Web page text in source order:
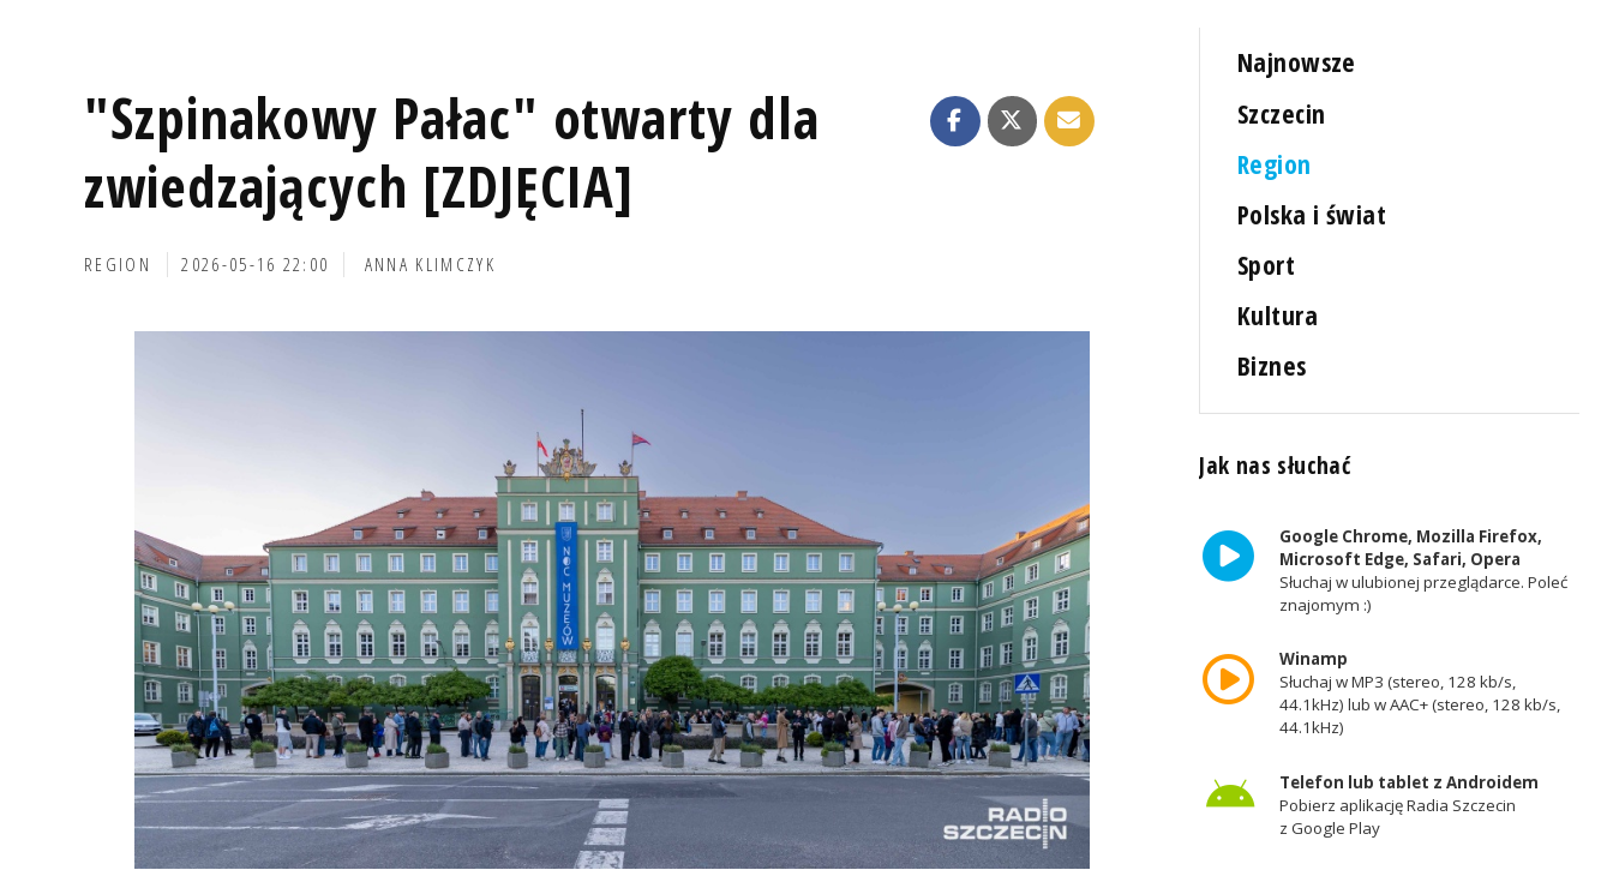
"Szpinakowy Pałac" otwarty dla
zwiedzających [ZDJĘCIA]
REGION 2026-05-16 22:00 ANNA KLIMCZYK
Najnowsze
Szczecin
Region
Polska i świat
Sport
Kultura
Biznes
Jak nas słuchać
Google Chrome, Mozilla Firefox,
Microsoft Edge, Safari, Opera
Słuchaj w ulubionej przeglądarce. Poleć
znajomym :)
Winamp
Słuchaj w MP3 (stereo, 128 kb/s,
44.1kHz) lub w AAC+ (stereo, 128 kb/s,
44.1kHz)
Telefon lub tablet z Androidem
Pobierz aplikację Radia Szczecin
z Google Play